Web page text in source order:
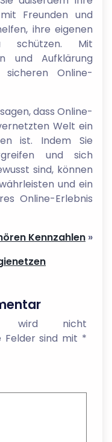
Freunden und
ihre eigenen
schützen. Mit
und Aufklärung
Online-
dass Online-
Welt ein
ist. Indem Sie
und sich
sind, können
und ein
Online-Erlebnis
Kennzahlen »
wird nicht
Felder sind mit *